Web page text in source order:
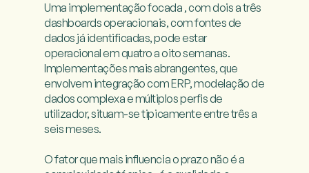
Uma implementação focada , com dois a três
dashboards operacionais, com fontes de
dados já identificadas, pode estar
operacional em quatro a oito semanas.
Implementações mais abrangentes, que
envolvem integração com ERP, modelação de
dados complexa e múltiplos perfis de
utilizador, situam-se tipicamente entre três a
seis meses.
O fator que mais influencia o prazo não é a